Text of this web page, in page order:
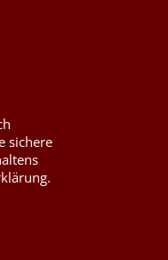
sichere